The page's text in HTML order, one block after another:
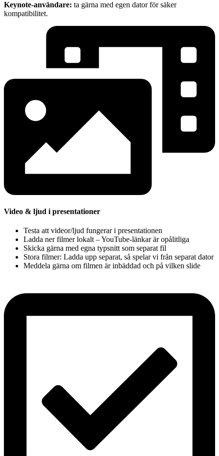
Keynote-användare: ta gärna med egen dator för säker
kompatibilitet.
Video & ljud i presentationer
Testa att videor/ljud fungerar i presentationen
Ladda ner filmer lokalt – YouTube-länkar är opålitliga
Skicka gärna med egna typsnitt som separat fil
Stora filmer: Ladda upp separat, så spelar vi från separat dator
Meddela gärna om filmen är inbäddad och på vilken slide